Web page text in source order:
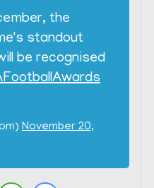
the
standout
be recognised
November 20,